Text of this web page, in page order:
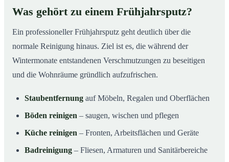
Was gehört zu einem Frühjahrsputz?
Ein professioneller Frühjahrsputz geht deutlich über die
normale Reinigung hinaus. Ziel ist es, die während der
Wintermonate entstandenen Verschmutzungen zu beseitigen
und die Wohnräume gründlich aufzufrischen.
Staubentfernung auf Möbeln, Regalen und Oberflächen
Böden reinigen – saugen, wischen und pflegen
Küche reinigen – Fronten, Arbeitsflächen und Geräte
Badreinigung – Fliesen, Armaturen und Sanitärbereiche